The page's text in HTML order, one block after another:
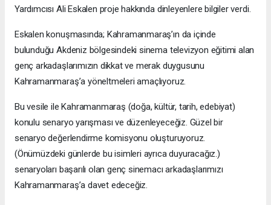
Yardımcısı Ali Eskalen proje hakkında dinleyenlere bilgiler verdi.
Eskalen konuşmasında; Kahramanmaraş’ın da içinde
bulunduğu Akdeniz bölgesindeki sinema televizyon eğitimi alan
genç arkadaşlarımızın dikkat ve merak duygusunu
Kahramanmaraş’a yöneltmeleri amaçlıyoruz.
Bu vesile ile Kahramanmaraş (doğa, kültür, tarih, edebiyat)
konulu senaryo yarışması ve düzenleyeceğiz. Güzel bir
senaryo değerlendirme komisyonu oluşturuyoruz.
(Önümüzdeki günlerde bu isimleri ayrıca duyuracağız.)
senaryoları başarılı olan genç sinemacı arkadaşlarımızı
Kahramanmaraş’a davet edeceğiz.